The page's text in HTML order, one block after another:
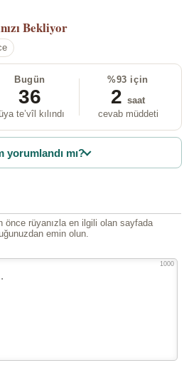
Bekliyor
Bugün
36
te’vîl kılındı
%93 için
2 saat
cevab müddeti
yorumlandı mı?
önce rüyanızla en ilgili olan sayfada
emin olun.
1000